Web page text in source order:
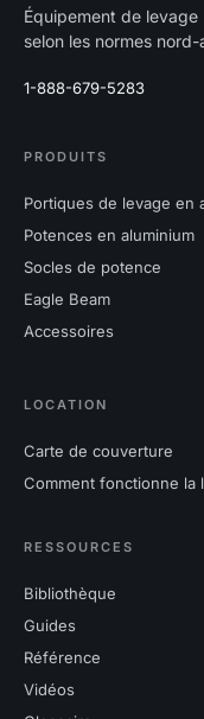
Équipement de
selon les normes nord-
1-888-679-5283
PRODUITS
Portiques de levage en
Potences en aluminium
Socles de potence
Eagle Beam
Accessoires
LOCATION
Carte de couverture
Comment fonctionne la
RESSOURCES
Bibliothèque
Guides
Référence
Vidéos